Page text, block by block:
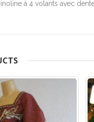
à 4 volants avec